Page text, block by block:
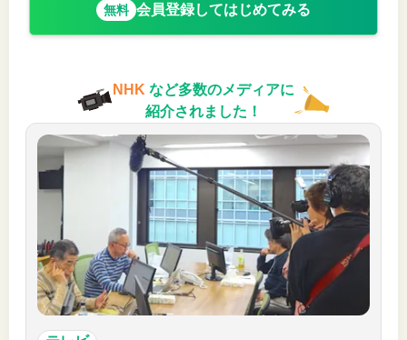
無料 会員登録してはじめてみる
NHK など多数のメディアに
紹介されました！